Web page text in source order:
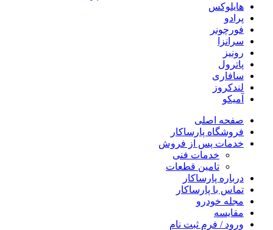
هایلوکس
پرادو
فورچونر
سرانزا
رونیز
پاترول
سافاری
لندکروز
آمیکو
صفحه اصلی
فروشگاه پارساکار
خدمات پس از فروش
خدمات فنی
تامین قطعات
درباره پارساکار
تماس با پارساکار
مجله خودرو
مقایسه
ورود / فرم ثبت نام